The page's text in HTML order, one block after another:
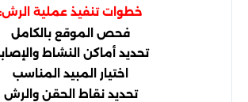
خطوات تنفيذ عملية الرش:
فحص الموقع بالكامل
تحديد أماكن النشاط
اختيار المبيد المناسب
تحديد نقاط الحقن والرش